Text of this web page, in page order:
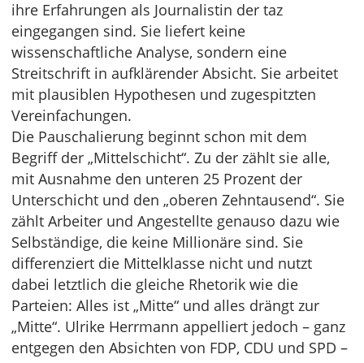
ihre Erfahrungen als Journalistin der taz
eingegangen sind. Sie liefert keine
wissenschaftliche Analyse, sondern eine
Streitschrift in aufklärender Absicht. Sie arbeitet
mit plausiblen Hypothesen und zugespitzten
Vereinfachungen.
Die Pauschalierung beginnt schon mit dem
Begriff der „Mittelschicht“. Zu der zählt sie alle,
mit Ausnahme den unteren 25 Prozent der
Unterschicht und den „oberen Zehntausend“. Sie
zählt Arbeiter und Angestellte genauso dazu wie
Selbständige, die keine Millionäre sind. Sie
differenziert die Mittelklasse nicht und nutzt
dabei letztlich die gleiche Rhetorik wie die
Parteien: Alles ist „Mitte“ und alles drängt zur
„Mitte“. Ulrike Herrmann appelliert jedoch – ganz
entgegen den Absichten von FDP, CDU und SPD –